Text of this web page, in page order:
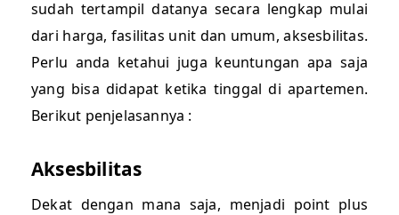
sudah tertampil datanya secara lengkap mulai
dari harga, fasilitas unit dan umum, aksesbilitas.
Perlu anda ketahui juga keuntungan apa saja
yang bisa didapat ketika tinggal di apartemen.
Berikut penjelasannya :
Aksesbilitas
Dekat dengan mana saja, menjadi point plus